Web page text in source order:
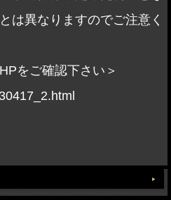
は異なりますのでご注意く
をご確認下さい＞